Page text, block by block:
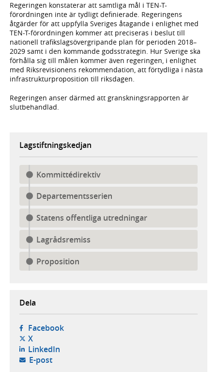
Regeringen konstaterar att samtliga mål i TEN-T-
förordningen inte är tydligt definierade. Regeringens
åtgärder för att uppfylla Sveriges åtagande i enlighet med
TEN-T-förordningen kommer att preciseras i beslut till
nationell trafikslagsövergripande plan för perioden 2018–
2029 samt i den kommande godsstrategin. Hur Sverige ska
förhålla sig till målen kommer även regeringen, i enlighet
med Riksrevisionens rekommendation, att förtydliga i nästa
infrastrukturproposition till riksdagen.
Regeringen anser därmed att granskningsrapporten är
slutbehandlad.
Lagstiftningskedjan
Kommittédirektiv
Departementsserien
Statens offentliga utredningar
Lagrådsremiss
Proposition
Dela
Facebook- öppnas i ny flik, extern webbplats,
X- öppnas i ny flik, extern webbplats,
LinkedIn- öppnas i ny flik, extern webbplats,
E-post- öppnar din e-postklient,